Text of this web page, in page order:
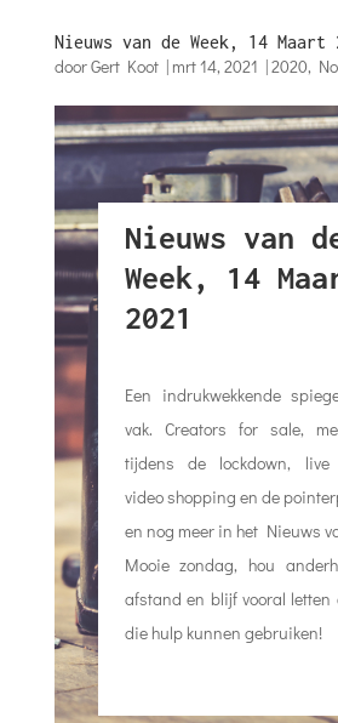
Nieuws van de Week, 14 Maart
doorGert Koot| mrt 14, 2021 |2020,
Nieuws van
Week, 14
2021
Een indrukwekkende
vak. Creators for sale,
tijdens de lockdown, live
video shopping en de
en nog meer in het Nieuws
Mooie zondag, hou
afstand en blijf vooral letten
die hulp kunnen gebruiken!